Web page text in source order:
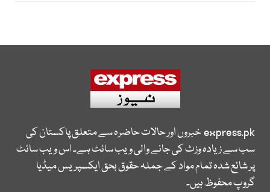
express.pkخبروں اور حالات حاضرہ سے متعلق پاکستان کی
سب سے زیادہ وزٹ کی جانے والی ویب سائٹ ہے۔ اس ویب سائٹ
پر شائع شدہ تمام مواد کے جملہ حقوق بحق ایکسپریس میڈیا
گروپ محفوظ ہیں۔